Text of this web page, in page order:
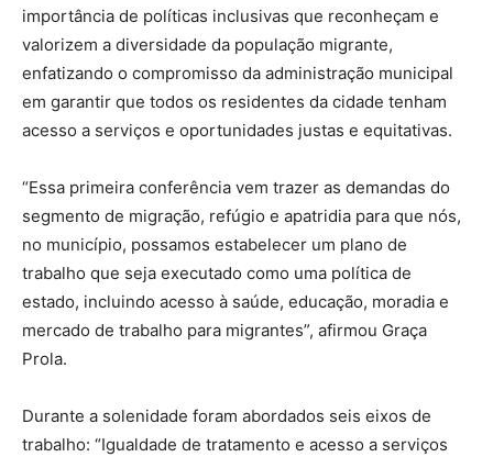
importância de políticas inclusivas que reconheçam e
valorizem a diversidade da população migrante,
enfatizando o compromisso da administração municipal
em garantir que todos os residentes da cidade tenham
acesso a serviços e oportunidades justas e equitativas.
“Essa primeira conferência vem trazer as demandas do
segmento de migração, refúgio e apatridia para que nós,
no município, possamos estabelecer um plano de
trabalho que seja executado como uma política de
estado, incluindo acesso à saúde, educação, moradia e
mercado de trabalho para migrantes”, afirmou Graça
Prola.
Durante a solenidade foram abordados seis eixos de
trabalho: “Igualdade de tratamento e acesso a serviços